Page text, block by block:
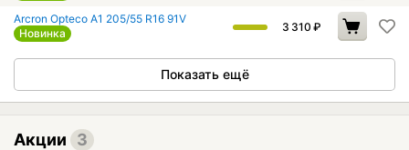
Arcron Opteco A1 205/55 R16 91V
Новинка
3 310 ₽
Показать ещё
Акции 3